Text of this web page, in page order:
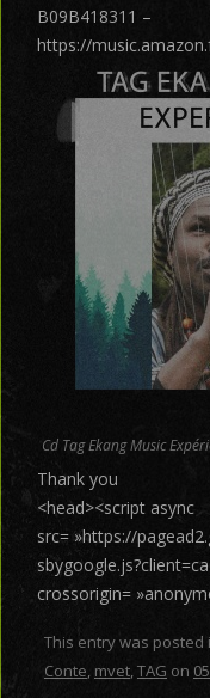
B09B418311 –
https://
Cd Tag Ekang Music
Thank you
<head><script async
src= »https://
crossorigin=
This entry was posted
Conte mvet, TAG on